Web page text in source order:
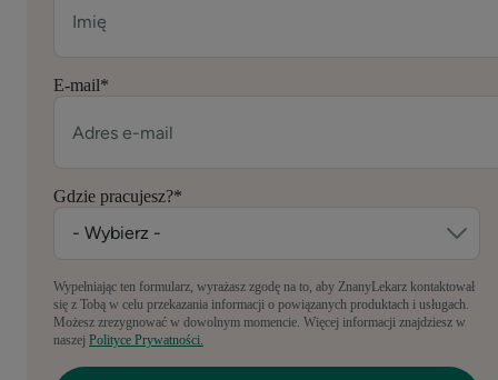
E-mail*
Gdzie pracujesz?*
Wypełniając ten formularz, wyrażasz zgodę na to, aby ZnanyLekarz kontaktował
się z Tobą w celu przekazania informacji o powiązanych produktach i usługach.
Możesz zrezygnować w dowolnym momencie. Więcej informacji znajdziesz w
naszej Polityce Prywatności.